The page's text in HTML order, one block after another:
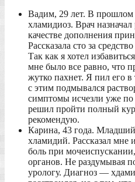
Вадим, 29 лет. В прошлом
хламидиоз. Врач
качестве дополнения
Рассказала сто за
Так как я хотел
мне было все равно, что
жутко пахнет. Я пил его в
с этим подмывался
симптомы исчезли уже по
решил пройти полный
рекомендую.
Карина, 43 года. Младший
хламидий. Рассказал мне
боль при
органов. Не раздумывая
урологу. Диагноз —